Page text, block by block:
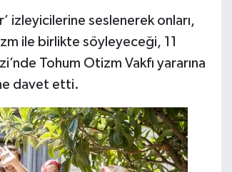
izleyicilerine seslenerek onları,
ile birlikte söyleyeceği, 11
Tohum Otizm Vakfı yararına
davet etti.